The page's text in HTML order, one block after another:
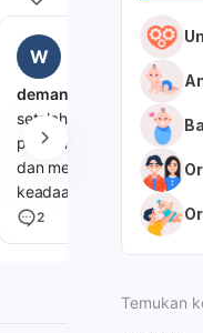
W wahyu putri
2 minggu lalu
deman pasca imun dpt 1
setelah imunisasi dpt 1
pertama suhu tubuhnya
dan mengalami diare
keadaan poop bayi dari
kuning menjadi
muntah,di hari kedua suhu
2
Temukan